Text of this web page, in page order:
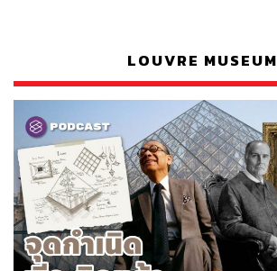
LOUVRE MUSEUM